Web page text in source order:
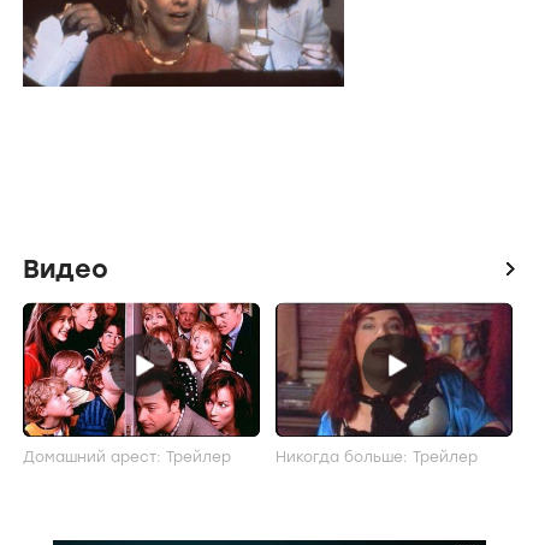
Видео icon
Домашний арест: Трейлер Никогда больше: Трейлер